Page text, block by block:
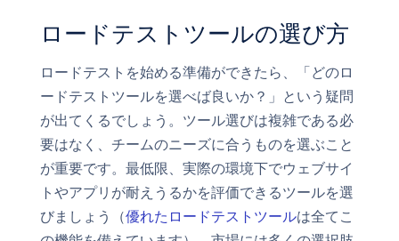
ロードテストツールの選び方
ロードテストを始める準備ができたら、「どのロ
ードテストツールを選べば良いか？」という疑問
が出てくるでしょう。ツール選びは複雑である必
要はなく、チームのニーズに合うものを選ぶこと
が重要です。最低限、実際の環境下でウェブサイ
トやアプリが耐えうるかを評価できるツールを選
びましょう（優れたロードテストツールは全てこ